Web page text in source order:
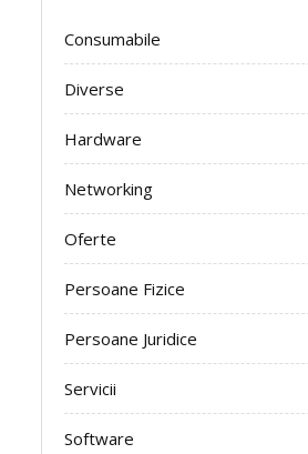
Consumabile
Diverse
Hardware
Networking
Oferte
Persoane Fizice
Persoane Juridice
Servicii
Software